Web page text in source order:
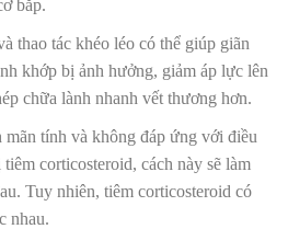
bắp.
thao tác khéo léo có thể giúp giãn
khớp bị ảnh hưởng, giảm áp lực lên
chữa lành nhanh vết thương hơn.
mãn tính và không đáp ứng với điều
corticosteroid, cách này sẽ làm
Tuy nhiên, tiêm corticosteroid có
nhau.